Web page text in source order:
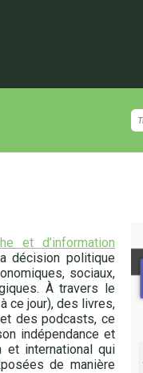
et d’information
décision politique
sociaux,
À travers le
ce jour), des livres,
et des podcasts, ce
indépendance et
et international qui
de manière